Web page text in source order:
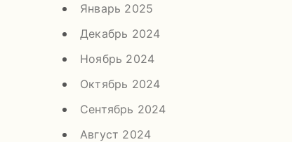
Январь 2025
Декабрь 2024
Ноябрь 2024
Октябрь 2024
Сентябрь 2024
Август 2024